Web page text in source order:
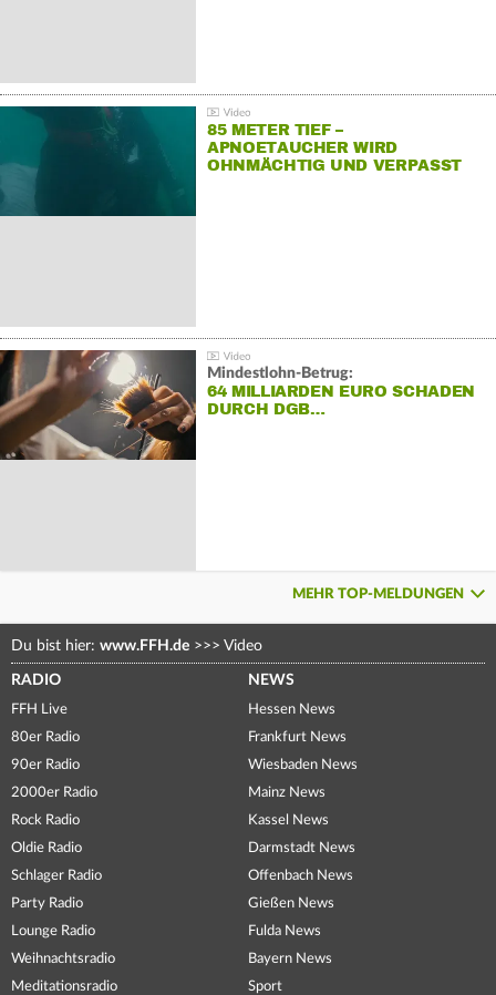
85 METER TIEF –
APNOETAUCHER WIRD
OHNMÄCHTIG UND VERPASST
Mindestlohn-Betrug:
64 MILLIARDEN EURO SCHADEN
DURCH DGB…
MEHR TOP-MELDUNGEN
Du bist hier: www.FFH.de >>> Video
RADIO
FFH Live
80er Radio
90er Radio
2000er Radio
Rock Radio
Oldie Radio
Schlager Radio
Party Radio
Lounge Radio
Weihnachtsradio
Meditationsradio
NEWS
Hessen News
Frankfurt News
Wiesbaden News
Mainz News
Kassel News
Darmstadt News
Offenbach News
Gießen News
Fulda News
Bayern News
Sport